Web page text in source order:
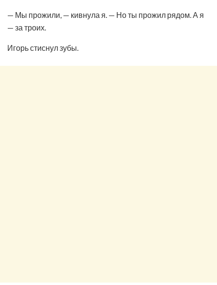
— Мы прожили, — кивнула я. — Но ты прожил рядом. А я
— за троих.
Игорь стиснул зубы.